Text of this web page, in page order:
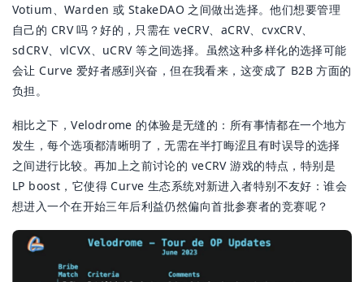
Votium、Warden 或 StakeDAO 之间做出选择。他们想要管理
自己的 CRV 吗？好的，只需在 veCRV、aCRV、cvxCRV、
sdCRV、vlCVX、uCRV 等之间选择。虽然这种多样化的选择可能
会让 Curve 爱好者感到兴奋，但在我看来，这变成了 B2B 方面的
负担。
相比之下，Velodrome 的体验是无缝的：所有事情都在一个地方
发生，每个选项都清晰明了，无需在半打晦涩且有时误导的选择
之间进行比较。再加上之前讨论的 veCRV 游戏的特点，特别是
LP boost，它使得 Curve 生态系统对新进入者特别不友好：谁会
想进入一个在开始三年后利益仍然偏向首批参赛者的竞赛呢？